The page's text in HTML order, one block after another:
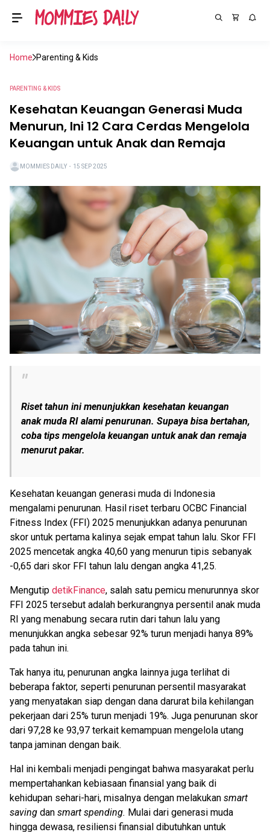
Home Parenting & Kids
PARENTING & KIDS
Kesehatan Keuangan Generasi Muda
Menurun, Ini 12 Cara Cerdas Mengelola
Keuangan untuk Anak dan Remaja
MOMMIES DAILY ・ 15 SEP 2025
Riset tahun ini menunjukkan kesehatan keuangan
anak muda RI alami penurunan. Supaya bisa bertahan,
coba tips mengelola keuangan untuk anak dan remaja
menurut pakar.
Kesehatan keuangan generasi muda di Indonesia
mengalami penurunan. Hasil riset terbaru OCBC Financial
Fitness Index (FFI) 2025 menunjukkan adanya penurunan
skor untuk pertama kalinya sejak empat tahun lalu. Skor FFI
2025 mencetak angka 40,60 yang menurun tipis sebanyak
-0,65 dari skor FFI tahun lalu dengan angka 41,25.
Mengutip detikFinance, salah satu pemicu menurunnya skor
FFI 2025 tersebut adalah berkurangnya persentil anak muda
RI yang menabung secara rutin dari tahun lalu yang
menunjukkan angka sebesar 92% turun menjadi hanya 89%
pada tahun ini.
Tak hanya itu, penurunan angka lainnya juga terlihat di
beberapa faktor, seperti penurunan persentil masyarakat
yang menyatakan siap dengan dana darurat bila kehilangan
pekerjaan dari 25% turun menjadi 19%. Juga penurunan skor
dari 97,28 ke 93,97 terkait kemampuan mengelola utang
tanpa jaminan dengan baik.
Hal ini kembali menjadi pengingat bahwa masyarakat perlu
mempertahankan kebiasaan finansial yang baik di
kehidupan sehari-hari, misalnya dengan melakukan smart
saving dan smart spending. Mulai dari generasi muda
hingga dewasa, resiliensi finansial dibutuhkan untuk